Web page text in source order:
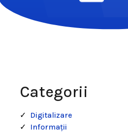
Categorii
Digitalizare
Informații